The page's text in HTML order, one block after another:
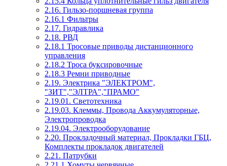
2.16. Гильзо-поршневая группа
2.16.1 Фильтры
2.17. Гидравлика
2.18. РВД
2.18.1 Тросовые приводы дистанционного
управления
2.18.2 Троса буксировочные
2.18.3 Ремни приводные
2.19. Электрика "ЭЛЕКТРОМ",
"ЗИТ","ЭЛТРА","ПРАМО"
2.19.01. Светотехника
2.19.03. Клеммы, Провода Аккумуляторные,
Электропроводка
2.19.04. Электрооборудование
2.20. Прокладочный материал, Прокладки ГБЦ,
Комплекты прокладок двигателей
2.21. Патрубки